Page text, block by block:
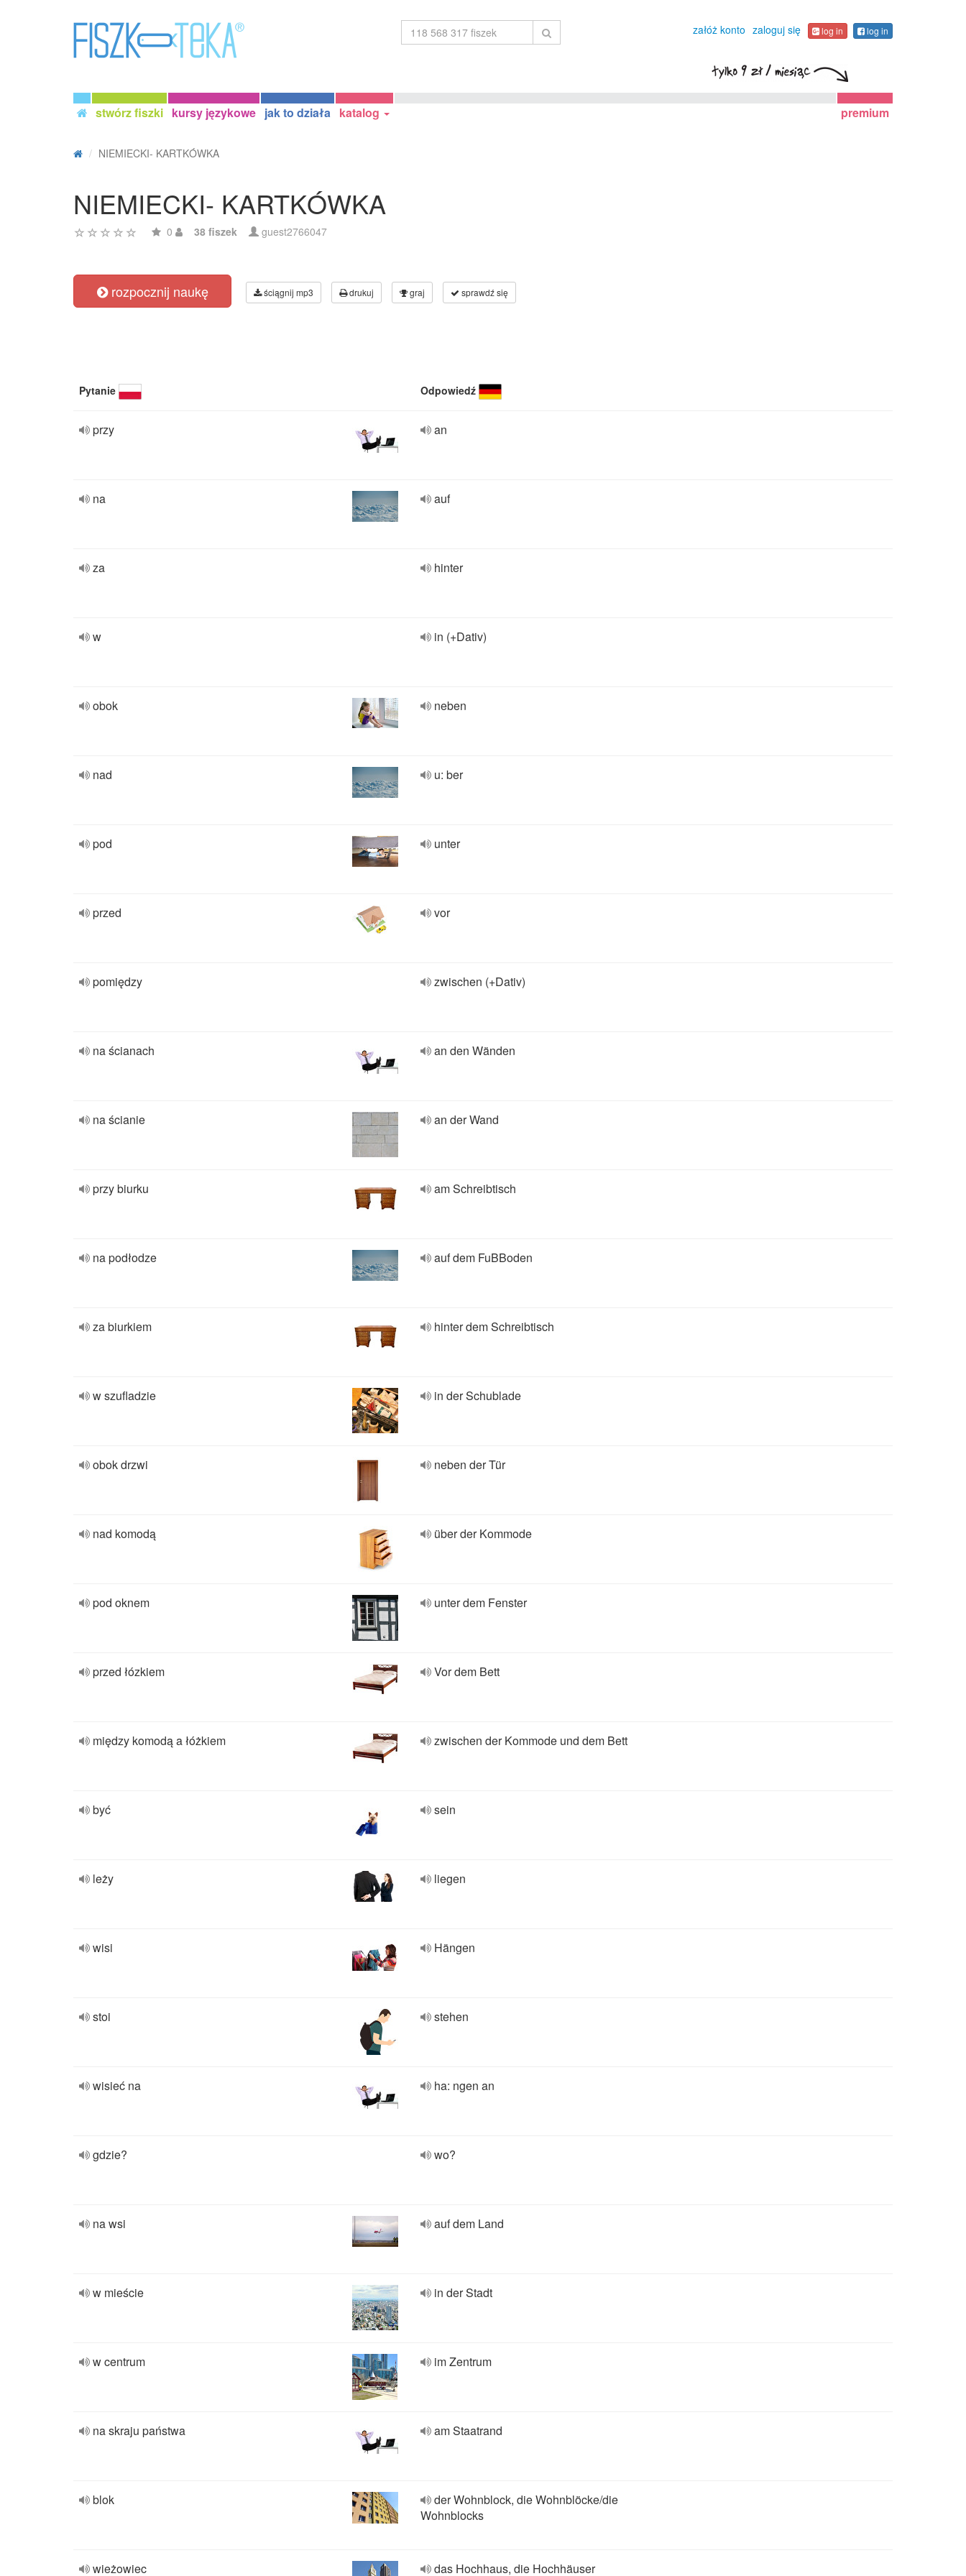
załóż konto zaloguj się log in log in
stwórz fiszki kursy językowe jak to działa katalog premium
NIEMIECKI- KARTKÓWKA
NIEMIECKI- KARTKÓWKA
0 38 fiszek guest2766047
rozpocznij naukę ściągnij mp3 drukuj graj sprawdź się
Pytanie Odpowiedź
przy an
na auf
za hinter
w in (+Dativ)
obok neben
nad u: ber
pod unter
przed vor
pomiędzy zwischen (+Dativ)
na ścianach an den Wänden
na ścianie an der Wand
przy biurku am Schreibtisch
na podłodze auf dem FuBBoden
za biurkiem hinter dem Schreibtisch
w szufladzie in der Schublade
obok drzwi neben der Tür
nad komodą über der Kommode
pod oknem unter dem Fenster
przed łózkiem Vor dem Bett
między komodą a łóżkiem zwischen der Kommode und dem Bett
być sein
leży liegen
wisi Hängen
stoi stehen
wisieć na ha: ngen an
gdzie? wo?
na wsi auf dem Land
w mieście in der Stadt
w centrum im Zentrum
na skraju państwa am Staatrand
blok
der Wohnblock, die Wohnblöcke/die
Wohnblocks
wieżowiec das Hochhaus, die Hochhäuser